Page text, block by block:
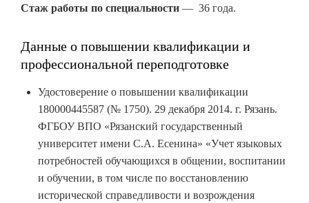
Стаж работы по специальности — 36 года.
Данные о повышении квалификации и
профессиональной переподготовке
Удостоверение о повышении квалификации
180000445587 (№ 1750). 29 декабря 2014. г. Рязань.
ФГБОУ ВПО «Рязанский государственный
университет имени С.А. Есенина» «Учет языковых
потребностей обучающихся в общении, воспитании
и обучении, в том числе по восстановлению
исторической справедливости и возрождения